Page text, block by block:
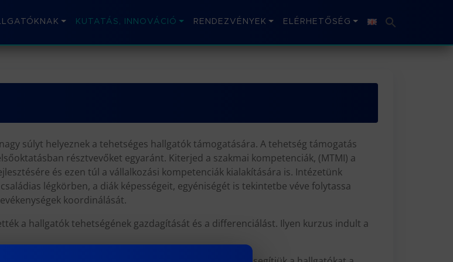
KUTATÁS, INNOVÁCIÓ RENDEZVÉNYEK ELÉRHETŐSÉG
súlyt helyeznek a tehetséges hallgatók támogatására. A tehetség támogatás
résztvevőket egyaránt. Kiterjed a szakmai kompetenciák, (MTMI) a
és ezen túl a vállalkozási kompetenciák kialakítására is. Intézetünk
légkörben, a diák képességeit, egyéniségét is tekintetbe véve folytassa
koordinálását.
a hallgatók tehetségének gazdagítását és a differenciálást. Ilyen kurzus indult a